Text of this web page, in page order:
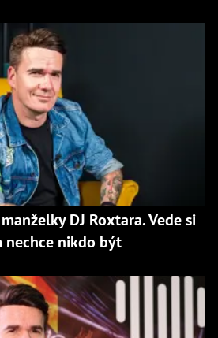
DJ Roxtara. Vede si
nechce nikdo být